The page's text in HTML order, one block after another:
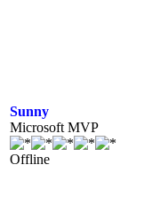
Sunny
Microsoft MVP
Offline